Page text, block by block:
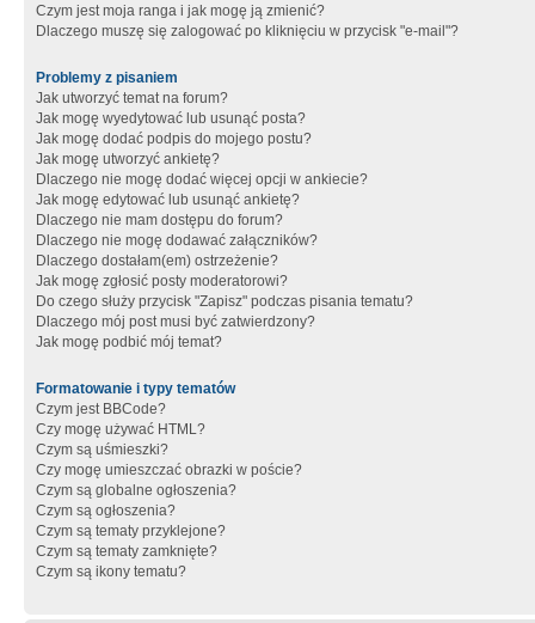
Czym jest moja ranga i jak mogę ją zmienić?
Dlaczego muszę się zalogować po kliknięciu w przycisk "e-mail"?
Problemy z pisaniem
Jak utworzyć temat na forum?
Jak mogę wyedytować lub usunąć posta?
Jak mogę dodać podpis do mojego postu?
Jak mogę utworzyć ankietę?
Dlaczego nie mogę dodać więcej opcji w ankiecie?
Jak mogę edytować lub usunąć ankietę?
Dlaczego nie mam dostępu do forum?
Dlaczego nie mogę dodawać załączników?
Dlaczego dostałam(em) ostrzeżenie?
Jak mogę zgłosić posty moderatorowi?
Do czego służy przycisk "Zapisz" podczas pisania tematu?
Dlaczego mój post musi być zatwierdzony?
Jak mogę podbić mój temat?
Formatowanie i typy tematów
Czym jest BBCode?
Czy mogę używać HTML?
Czym są uśmieszki?
Czy mogę umieszczać obrazki w poście?
Czym są globalne ogłoszenia?
Czym są ogłoszenia?
Czym są tematy przyklejone?
Czym są tematy zamknięte?
Czym są ikony tematu?